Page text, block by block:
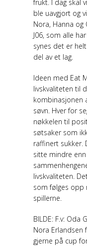
frukt. I dag skal
ble uavgjort og
Nora, Hanna og
J06, som alle
synes det er
del av et lag.
Ideen med Eat
livskvaliteten til
kombinasjonen
søvn. Hver for
nøkkelen til
søtsaker som
raffinert sukker.
sitte mindre
livskvaliteten.
som følges opp
spillerne.
BILDE: F.v: Oda
Nora Erlandsen
gjerne på cup